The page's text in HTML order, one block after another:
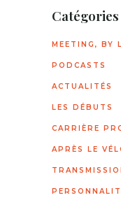
Catégories
MEETING, BY
PODCASTS
ACTUALITÉS
LES DÉBUTS
CARRIÈRE
APRÈS LE